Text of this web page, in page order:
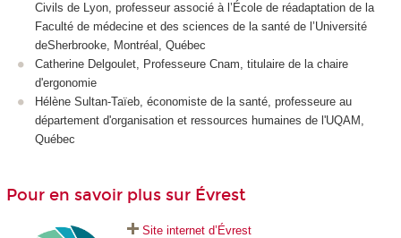
Civils de Lyon, professeur associé à l’École de réadaptation de la
Faculté de médecine et des sciences de la santé de l’Université
deSherbrooke, Montréal, Québec
Catherine Delgoulet, Professeure Cnam, titulaire de la chaire
d'ergonomie
Hélène Sultan-Taïeb, économiste de la santé, professeure au
département d'organisation et ressources humaines de l'UQAM,
Québec
Pour en savoir plus sur Évrest
Site internet d’Évrest